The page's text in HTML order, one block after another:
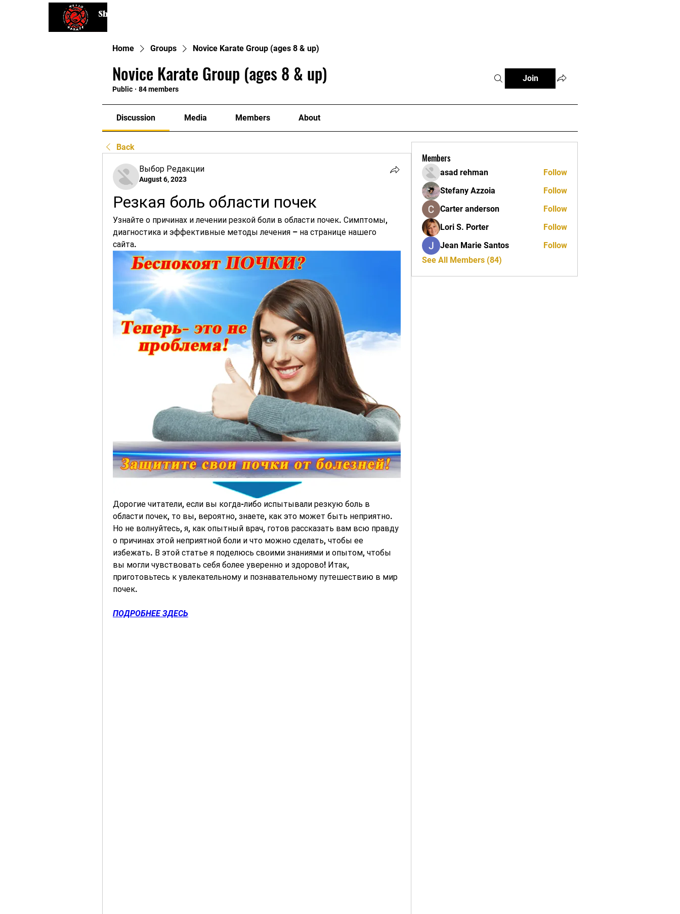
Shaping Minds and Bodies, One Kick at a Time
Home Groups Novice Karate Group (ages 8 & up)
Novice Karate Group (ages 8 & up)
Public · 84 members
Join
Discussion Media Members About
Back
Выбор Редакции
August 6, 2023
Резкая боль области почек
Узнайте о причинах и лечении резкой боли в области почек. Симптомы,
диагностика и эффективные методы лечения – на странице нашего
сайта.
Дорогие читатели, если вы когда-либо испытывали резкую боль в
области почек, то вы, вероятно, знаете, как это может быть неприятно.
Но не волнуйтесь, я, как опытный врач, готов рассказать вам всю правду
о причинах этой неприятной боли и что можно сделать, чтобы ее
избежать. В этой статье я поделюсь своими знаниями и опытом, чтобы
вы могли чувствовать себя более уверенно и здорово! Итак,
приготовьтесь к увлекательному и познавательному путешествию в мир
почек.
ПОДРОБНЕЕ ЗДЕСЬ
Members
asad rehman
Follow
Stefany Azzoia
Follow
Carter anderson
Follow
Lori S. Porter
Follow
Jean Marie Santos
Follow
See All Members (84)